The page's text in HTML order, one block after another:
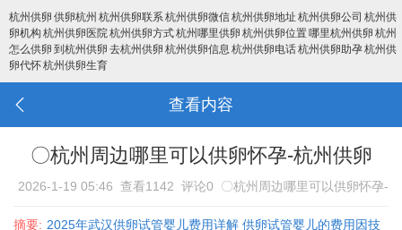
杭州供卵 供卵杭州 杭州供卵联系杭州供卵微信杭州供卵地址 杭州供卵公司 杭州供
卵机构 杭州供卵医院杭州供卵方式杭州哪里供卵 杭州供卵位置哪里杭州供卵 杭州
怎么供卵 到杭州供卵 去杭州供卵 杭州供卵信息 杭州供卵电话杭州供卵助孕杭州供
卵代怀杭州供卵生育
查看内容
〇杭州周边哪里可以供卵怀孕-杭州供卵
2026-1-19 05:46 查看1142 评论0
〇杭州周边哪里可以供卵怀孕-
摘要: 2025年武汉供卵试管婴儿费用详解 供卵试管婴儿的费用因技